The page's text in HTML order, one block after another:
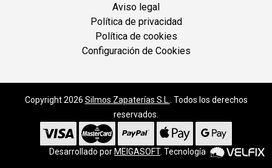
Aviso legal
Política de privacidad
Política de cookies
Configuración de Cookies
Copyright 2026 Silmos Zapaterías S.L.
. Todos los derechos
reservados.
Desarrollado por MEIGASOFT. Tecnología